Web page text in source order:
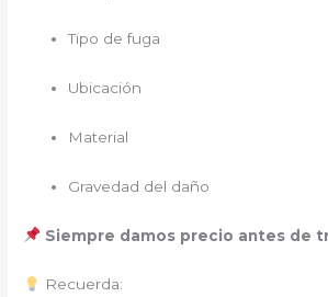
Tipo de fuga
Ubicación
Material
Gravedad del daño
Siempre damos precio antes de
Recuerda: